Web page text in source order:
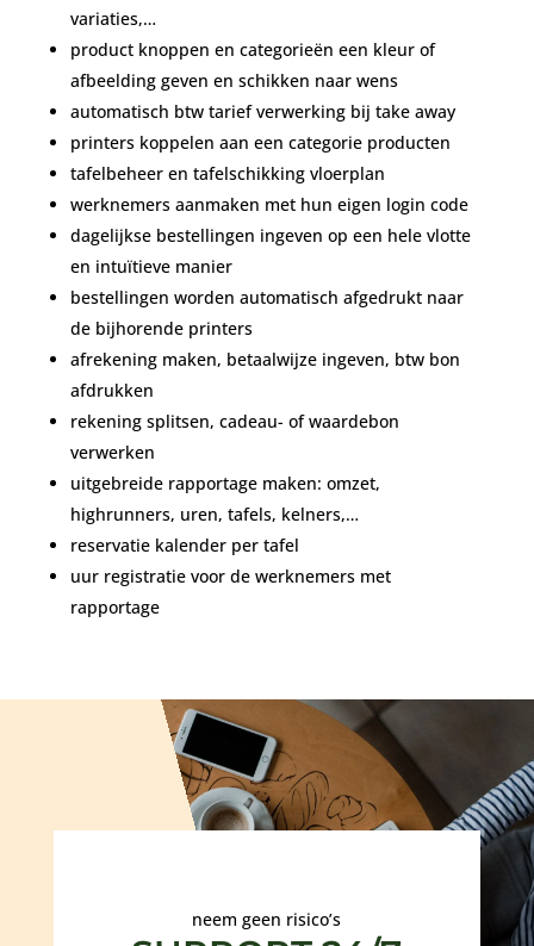
variaties,…
product knoppen en categorieën een kleur of
afbeelding geven en schikken naar wens
automatisch btw tarief verwerking bij take away
printers koppelen aan een categorie producten
tafelbeheer en tafelschikking vloerplan
werknemers aanmaken met hun eigen login code
dagelijkse bestellingen ingeven op een hele vlotte
en intuïtieve manier
bestellingen worden automatisch afgedrukt naar
de bijhorende printers
afrekening maken, betaalwijze ingeven, btw bon
afdrukken
rekening splitsen, cadeau- of waardebon
verwerken
uitgebreide rapportage maken: omzet,
highrunners, uren, tafels, kelners,…
reservatie kalender per tafel
uur registratie voor de werknemers met
rapportage
neem geen risico’s